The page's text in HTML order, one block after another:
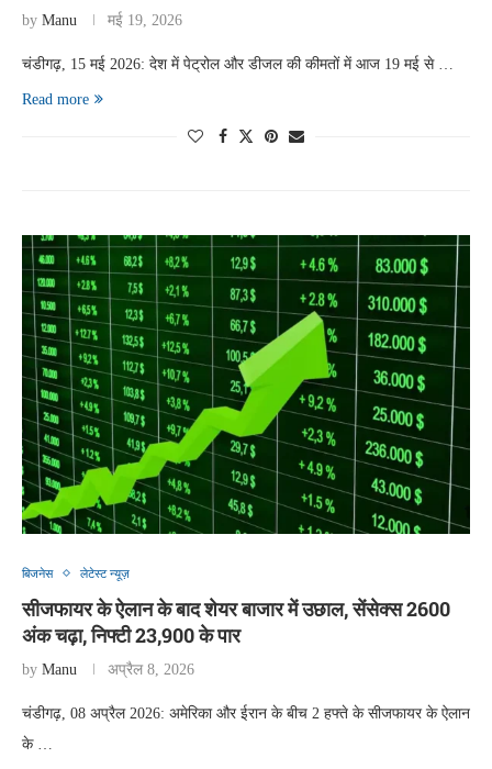
by Manu मई 19, 2026
चंडीगढ़, 15 मई 2026: देश में पेट्रोल और डीजल की कीमतों में आज 19 मई से …
Read more
बिजनेस लेटेस्ट न्यूज़
सीजफायर के ऐलान के बाद शेयर बाजार में उछाल, सेंसेक्स 2600
अंक चढ़ा, निफ्टी 23,900 के पार
by Manu अप्रैल 8, 2026
चंडीगढ़, 08 अप्रैल 2026: अमेरिका और ईरान के बीच 2 हफ्ते के सीजफायर के ऐलान
के …